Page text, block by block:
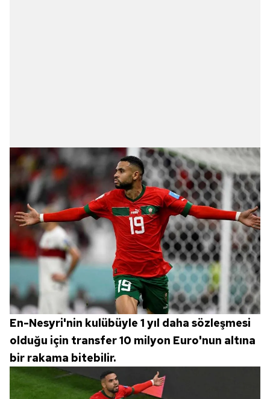
En-Nesyri'nin kulübüyle 1 yıl daha sözleşmesi
olduğu için transfer 10 milyon Euro'nun altına
bir rakama bitebilir.